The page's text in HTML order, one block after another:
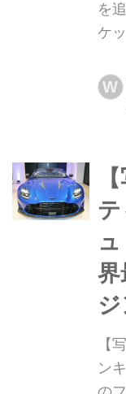
を
ケ
ル
ボ
ト
月
W
界
【
ン